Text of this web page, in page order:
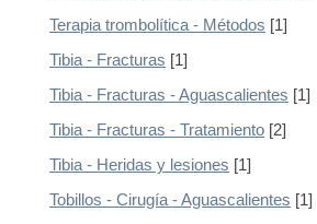
Terapia trombolítica - Métodos [1]
Tibia - Fracturas [1]
Tibia - Fracturas - Aguascalientes [1]
Tibia - Fracturas - Tratamiento [2]
Tibia - Heridas y lesiones [1]
Tobillos - Cirugía - Aguascalientes [1]